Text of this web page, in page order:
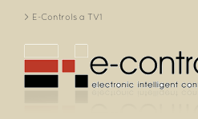
E-Controls a TV1